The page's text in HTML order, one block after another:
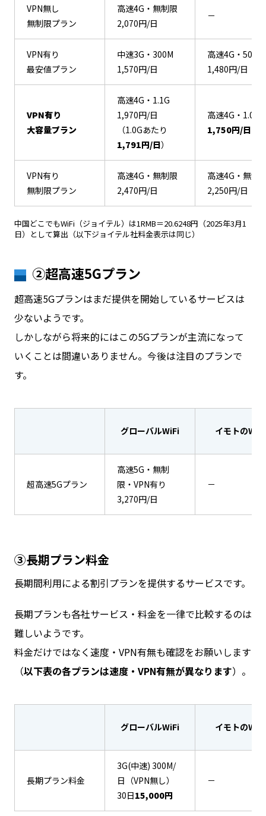
VPN無し
無制限プラン
高速4G・無制限
2,070円/日
－
VPN有り
最安値プラン
中速3G・300M
1,570円/日
高速4G・500M
1,480円/日
VPN有り
大容量プラン
高速4G・1.1G
1,970円/日
（1.0Gあたり
1,791円/日）
高速4G・1.0G
1,750円/日
VPN有り
無制限プラン
高速4G・無制限
2,470円/日
高速4G・無制
2,250円/日
中国どこでもWiFi（ジョイテル）は1RMB＝20.6248円（2025年3月1
日）として算出（以下ジョイテル社料金表示は同じ）
②超高速5Gプラン
超高速5Gプランはまだ提供を開始しているサービスは
少ないようです。
しかしながら将来的にはこの5Gプランが主流になって
いくことは間違いありません。今後は注目のプランで
す。
グローバルWiFi イモトのWiFi
超高速5Gプラン
高速5G・無制
限・VPN有り
3,270円/日
－
③長期プラン料金
長期間利用による割引プランを提供するサービスです。
長期プランも各社サービス・料金を一律で比較するのは
難しいようです。
料金だけではなく速度・VPN有無も確認をお願いします
（以下表の各プランは速度・VPN有無が異なります）。
グローバルWiFi イモトのWiFi
長期プラン料金
3G(中速) 300M/
日（VPN無し）
30日15,000円
－